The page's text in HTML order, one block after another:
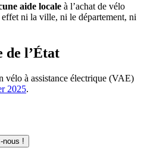
aide locale à l’achat de vélo
ni la ville, ni le département, ni
de l’État
vélo à assistance électrique (VAE)
2025.
nous !